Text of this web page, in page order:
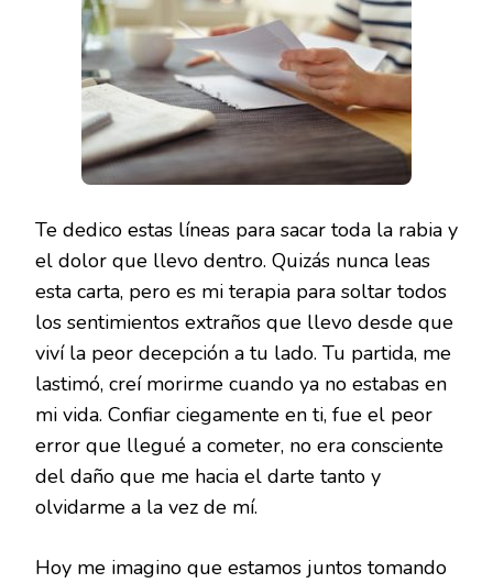
Te dedico estas líneas para sacar toda la rabia y
el dolor que llevo dentro. Quizás nunca leas
esta carta, pero es mi terapia para soltar todos
los sentimientos extraños que llevo desde que
viví la peor decepción a tu lado. Tu partida, me
lastimó, creí morirme cuando ya no estabas en
mi vida. Confiar ciegamente en ti, fue el peor
error que llegué a cometer, no era consciente
del daño que me hacia el darte tanto y
olvidarme a la vez de mí.
Hoy me imagino que estamos juntos tomando